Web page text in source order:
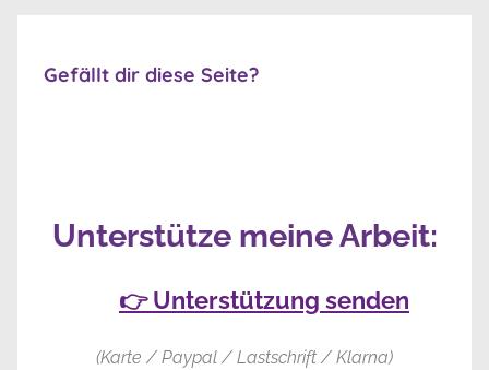
Gefällt dir diese Seite?
Unterstütze meine Arbeit:
👉 Unterstützung senden
(Karte / Paypal / Lastschrift / Klarna)